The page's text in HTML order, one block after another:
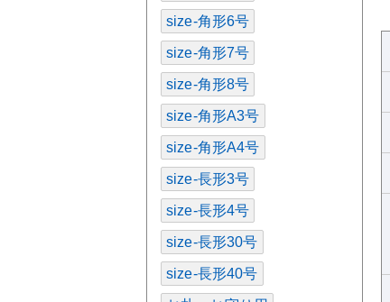
size-角形6号
size-角形7号
size-角形8号
size-角形A3号
size-角形A4号
size-長形3号
size-長形4号
size-長形30号
size-長形40号